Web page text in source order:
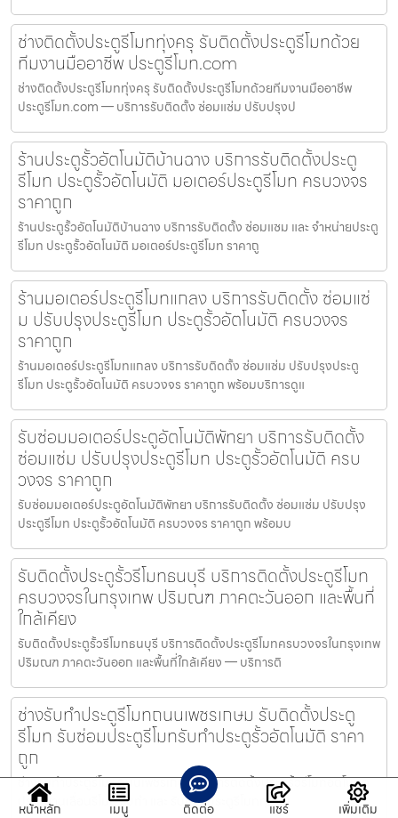
ช่างติดตั้งประตูรีโมททุ่งครุ รับติดตั้งประตูรีโมทด้วย
ทีมงานมืออาชีพ ประตูรีโมท.com
ช่างติดตั้งประตูรีโมททุ่งครุ รับติดตั้งประตูรีโมทด้วยทีมงานมืออาชีพ
ประตูรีโมท.com — บริการรับติดตั้ง ซ่อมแซ่ม ปรับปรุงป
ร้านประตูรั้วอัตโนมัติบ้านฉาง บริการรับติดตั้งประตู
รีโมท ประตูรั้วอัตโนมัติ มอเตอร์ประตูรีโมท ครบวงจร
ราคาถูก
ร้านประตูรั้วอัตโนมัติบ้านฉาง บริการรับติดตั้ง ซ่อมแซม และ จำหน่ายประตู
รีโมท ประตูรั้วอัตโนมัติ มอเตอร์ประตูรีโมท ราคาถู
ร้านมอเตอร์ประตูรีโมทแกลง บริการรับติดตั้ง ซ่อมแซ่
ม ปรับปรุงประตูรีโมท ประตูรั้วอัตโนมัติ ครบวงจร
ราคาถูก
ร้านมอเตอร์ประตูรีโมทแกลง บริการรับติดตั้ง ซ่อมแซ่ม ปรับปรุงประตู
รีโมท ประตูรั้วอัตโนมัติ ครบวงจร ราคาถูก พร้อมบริการดูแ
รับซ่อมมอเตอร์ประตูอัตโนมัติพัทยา บริการรับติดตั้ง
ซ่อมแซ่ม ปรับปรุงประตูรีโมท ประตูรั้วอัตโนมัติ ครบ
วงจร ราคาถูก
รับซ่อมมอเตอร์ประตูอัตโนมัติพัทยา บริการรับติดตั้ง ซ่อมแซ่ม ปรับปรุง
ประตูรีโมท ประตูรั้วอัตโนมัติ ครบวงจร ราคาถูก พร้อมบ
รับติดตั้งประตูรั้วรีโมทธนบุรี บริการติดตั้งประตูรีโมท
ครบวงจรในกรุงเทพ ปริมณฑ ภาคตะวันออก และพื้นที่
ใกล้เคียง
รับติดตั้งประตูรั้วรีโมทธนบุรี บริการติดตั้งประตูรีโมทครบวงจรในกรุงเทพ
ปริมณฑ ภาคตะวันออก และพื้นที่ใกล้เคียง — บริการติ
ช่างรับทำประตูรีโมทถนนเพชรเกษม รับติดตั้งประตู
รีโมท รับซ่อมประตูรีโมทรับทำประตูรั้วอัตโนมัติ ราคา
ถูก
ช่างรับทำประตูรีโมทถนนเพชรเกษม บริการติดตั้งประตูรั้วรีโมทอัตโนมัติ
ประตูบานเลื่อนรีโมท รับทำ และ รับซ่อมประตูรีโมททุกชน
หน้าหลัก เมนู ติดต่อ แชร์ เพิ่มเติม